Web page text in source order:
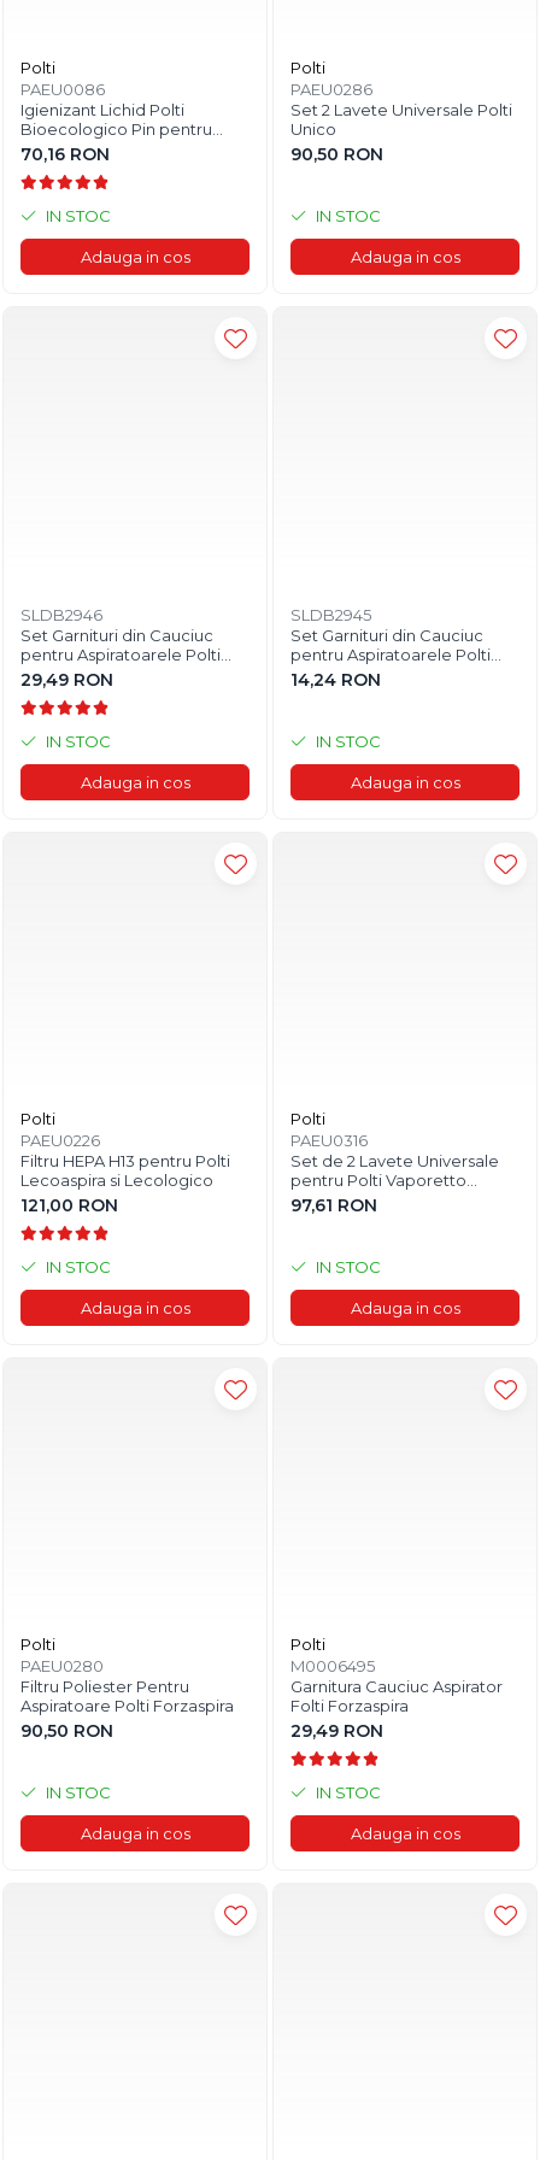
Polti
PAEU0086
Igienizant Lichid Polti
Bioecologico Pin pentru
Aspiratoarele cu Filtrare prin
Apa
70,16 RON
IN STOC
Adauga in cos
Polti
PAEU0286
Set 2 Lavete Universale Polti
Unico
90,50 RON
IN STOC
Adauga in cos
SLDB2946
Set Garnituri din Cauciuc
pentru Aspiratoarele Polti
Lecoaspira
29,49 RON
IN STOC
Adauga in cos
SLDB2945
Set Garnituri din Cauciuc
pentru Aspiratoarele Polti
Unico
14,24 RON
IN STOC
Adauga in cos
Polti
PAEU0226
Filtru HEPA H13 pentru Polti
Lecoaspira si Lecologico
121,00 RON
IN STOC
Adauga in cos
Polti
PAEU0316
Set de 2 Lavete Universale
pentru Polti Vaporetto
Lecoaspira
97,61 RON
IN STOC
Adauga in cos
Polti
PAEU0280
Filtru Poliester Pentru
Aspiratoare Polti Forzaspira
90,50 RON
IN STOC
Adauga in cos
Polti
M0006495
Garnitura Cauciuc Aspirator
Folti Forzaspira
29,49 RON
IN STOC
Adauga in cos